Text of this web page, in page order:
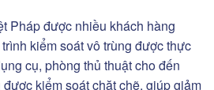
Pháp được nhiều khách hàng
kiểm soát vô trùng được thực
cụ, phòng thủ thuật cho đến
kiểm soát chặt chẽ, giúp giảm